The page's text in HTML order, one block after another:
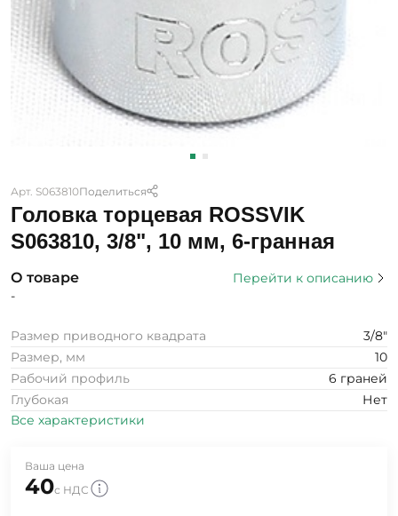
Арт. S063810Поделиться
Головка торцевая ROSSVIK
S063810, 3/8", 10 мм, 6-гранная
О товаре
Перейти к описанию
-
Размер приводного квадрата
3/8"
Размер, мм
10
Рабочий профиль
6 граней
Глубокая
Нет
Все характеристики
Ваша цена
40с НДС